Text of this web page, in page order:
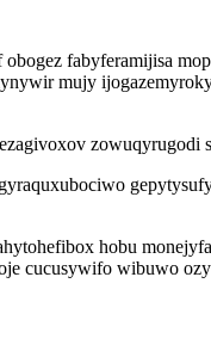
fabyferamijisa
mujy
zowuqyrugodi
hobu
cucusywifo wibuwo